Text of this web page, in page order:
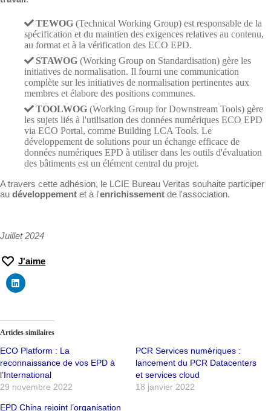
TEWOG (Technical Working Group) est responsable de la
spécification et du maintien des exigences relatives au contenu,
au format et à la vérification des ECO EPD.
STAWOG (Working Group on Standardisation) gère les
initiatives de normalisation. Il fourni une communication
complète sur les initiatives de normalisation pertinentes aux
membres et élabore des positions communes.
TOOLWOG (Working Group for Downstream Tools) gère
les sujets liés à l'utilisation des données numériques ECO EPD
via ECO Portal, comme Building LCA Tools. Le
développement de solutions pour un échange efficace de
données numériques EPD à utiliser dans les outils d'évaluation
des bâtiments est un élément central du projet.
A travers cette adhésion, le LCIE Bureau Veritas souhaite participer
au développement et à l'enrichissement de l'association.
Juillet 2024
J'aime
Articles similaires
ECO Platform : La
reconnaissance de vos EPD à
l’International
29 novembre 2022
PCR Services numériques :
lancement du PCR Datacenters
et services cloud
18 janvier 2022
EPD China rejoint l’organisation